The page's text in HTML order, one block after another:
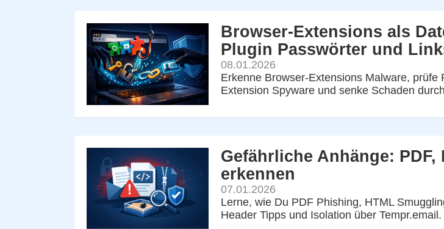
Browser-Extensions als
Plugin Passwörter und
08.01.2026
Erkenne Browser-Extensions Malware,
Extension Spyware und senke Schaden
Gefährliche Anhänge:
erkennen
07.01.2026
Lerne, wie Du PDF Phishing, HTML
Header Tipps und Isolation über Tempr.email.